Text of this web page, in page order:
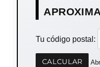
Tu código postal:
CALCULAR